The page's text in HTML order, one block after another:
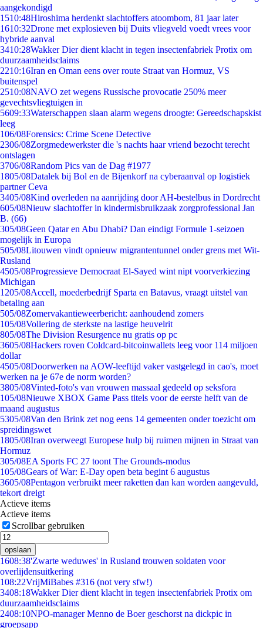
aangekondigd
1510:48Hiroshima herdenkt slachtoffers atoombom, 81 jaar later
1610:32Drone met explosieven bij Duits vliegveld voedt vrees voor
hybride aanval
3410:28Wakker Dier dient klacht in tegen insectenfabriek Protix om
duurzaamheidsclaims
2210:16Iran en Oman eens over route Straat van Hormuz, VS
buitenspel
2510:08NAVO zet wegens Russische provocatie 250% meer
gevechtsvliegtuigen in
5609:33Waterschappen slaan alarm wegens droogte: Gereedschapskist
leeg
106/08Forensics: Crime Scene Detective
2306/08Zorgmedewerkster die 's nachts haar vriend bezocht terecht
ontslagen
3706/08Random Pics van de Dag #1977
1805/08Datalek bij Bol en de Bijenkorf na cyberaanval op logistiek
partner Ceva
3405/08Kind overleden na aanrijding door AH-bestelbus in Dordrecht
605/08Nieuw slachtoffer in kindermisbruikzaak zorgprofessional Jan
B. (66)
305/08Geen Qatar en Abu Dhabi? Dan eindigt Formule 1-seizoen
mogelijk in Europa
505/08Litouwen vindt opnieuw migrantentunnel onder grens met Wit-
Rusland
4505/08Progressieve Democraat El-Sayed wint nipt voorverkiezing
Michigan
1205/08Accell, moederbedrijf Sparta en Batavus, vraagt uitstel van
betaling aan
505/08Zomervakantieweerbericht: aanhoudend zomers
105/08Vollering de sterkste na lastige heuvelrit
805/08The Division Resurgence nu gratis op pc
3605/08Hackers roven Coldcard-bitcoinwallets leeg voor 114 miljoen
dollar
4505/08Doorwerken na AOW-leeftijd vaker vastgelegd in cao's, moet
werken na je 67e de norm worden?
3805/08Vinted-foto's van vrouwen massaal gedeeld op seksfora
105/08Nieuwe XBOX Game Pass titels voor de eerste helft van de
maand augustus
5305/08Van den Brink zet nog eens 14 gemeenten onder toezicht om
spreidingswet
1805/08Iran overweegt Europese hulp bij ruimen mijnen in Straat van
Hormuz
305/08EA Sports FC 27 toont The Grounds-modus
105/08Gears of War: E-Day open beta begint 6 augustus
3605/08Pentagon verbruikt meer raketten dan kan worden aangevuld,
tekort dreigt
Actieve items
Actieve items
Scrollbar gebruiken
opslaan
1608:38'Zwarte weduwes' in Rusland trouwen soldaten voor
overlijdensuitkering
108:22VrijMiBabes #316 (not very sfw!)
3408:18Wakker Dier dient klacht in tegen insectenfabriek Protix om
duurzaamheidsclaims
2408:10NPO-manager Menno de Boer geschorst na dickpic in
groepsapp